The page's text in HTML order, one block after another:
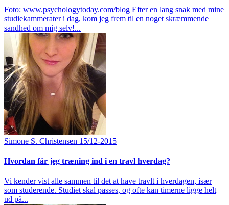
Foto: www.psychologytoday.com/blog Efter en lang snak med mine
studiekammerater i dag, kom jeg frem til en noget skræmmende
sandhed om mig selv!...
Simone S. Christensen 15/12-2015
Hvordan får jeg træning ind i en travl hverdag?
Vi kender vist alle sammen til det at have travlt i hverdagen, især
som studerende. Studiet skal passes, og ofte kan timerne ligge helt
ud på...